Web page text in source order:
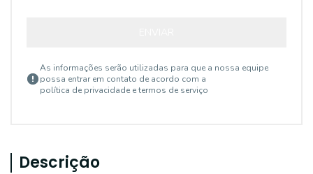
As informações serão utilizadas para que a nossa equipe
possa entrar em contato de acordo com a
política de privacidade e termos de serviço
Descrição